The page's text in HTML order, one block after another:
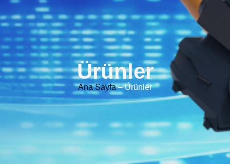
Ürünler
Ana Sayfa– Ürünler